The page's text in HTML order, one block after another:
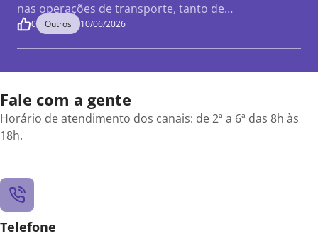
nas operações de transporte, tanto de…
0 Outros 10/06/2026
Fale com a gente
Horário de atendimento dos canais: de 2ª a 6ª das 8h às
18h.
Telefone